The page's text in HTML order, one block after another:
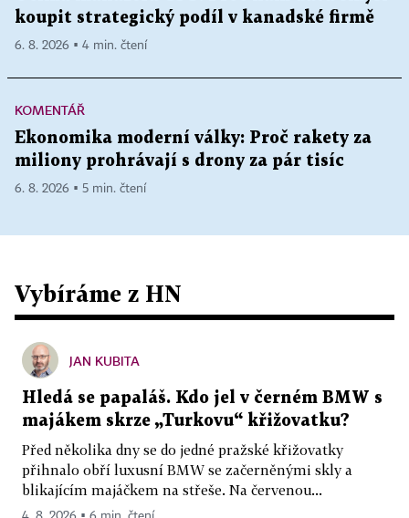
koupit strategický podíl v kanadské firmě
6. 8. 2026 ▪ 4 min. čtení
KOMENTÁŘ
Ekonomika moderní války: Proč rakety za
miliony prohrávají s drony za pár tisíc
6. 8. 2026 ▪ 5 min. čtení
Vybíráme z HN
JAN KUBITA
Hledá se papaláš. Kdo jel v černém BMW s
majákem skrze „Turkovu“ křižovatku?
Před několika dny se do jedné pražské křižovatky
přihnalo obří luxusní BMW se začerněnými skly a
blikajícím majáčkem na střeše. Na červenou...